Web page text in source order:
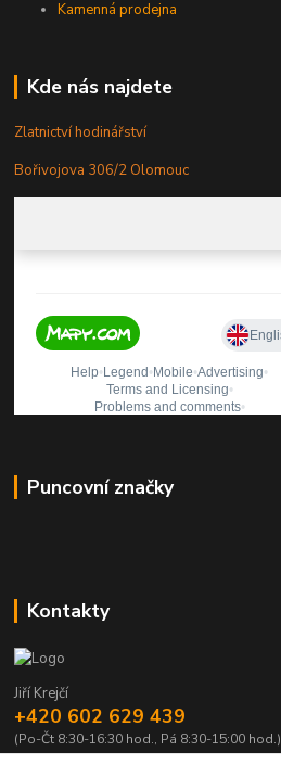
Kamenná prodejna
Kde nás najdete
Zlatnictví hodinářství
Bořivojova 306/2 Olomouc
Puncovní značky
Kontakty
Jiří Krejčí
+420 602 629 439
(Po-Čt 8:30-16:30 hod., Pá 8:30-15:00 hod.)